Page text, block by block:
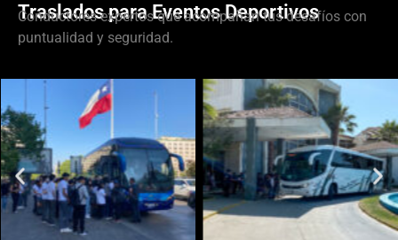
Traslados para Eventos Deportivos
Conductores expertos que acompañan tus desafíos con
puntualidad y seguridad.